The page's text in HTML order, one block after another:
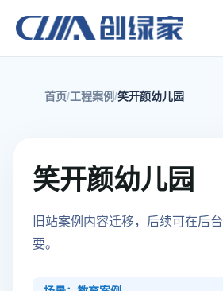
首页 工程案例 笑开颜幼儿园
笑开颜幼儿园
旧站案例内容迁移，后续可在后
要。